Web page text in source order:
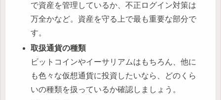
で資産を管理しているか、不正ログイン対策は
万全かなど。資産を守る上で最も重要な部分で
す。
取扱通貨の種類
ビットコインやイーサリアムはもちろん、他に
も色々な仮想通貨に投資したいなら、どのくら
いの種類を扱っているか確認しましょう。